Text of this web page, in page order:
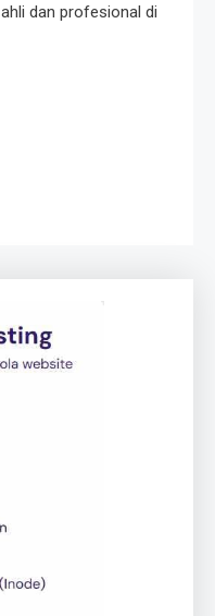
dan profesional di